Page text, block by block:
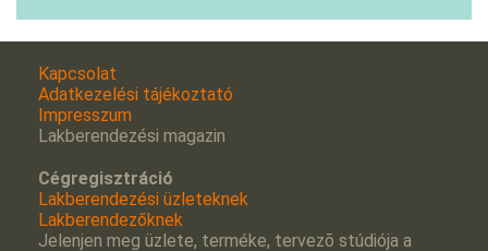
Kapcsolat
Adatkezelési tájékoztató
Impresszum
Lakberendezési magazin
Cégregisztráció
Lakberendezési üzleteknek
Lakberendezőknek
Jelenjen meg üzlete, terméke, tervezõ stúdiója a